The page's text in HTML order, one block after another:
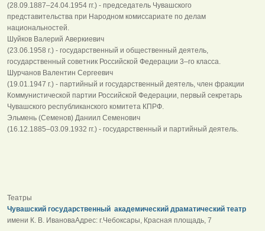
(28.09.1887–24.04.1954 гг.) - председатель Чувашского
представительства при Народном комиссариате по делам
национальностей.
Шуйков Валерий Аверкиевич
(23.06.1958 г.) - государственный и общественный деятель,
государственный советник Российской Федерации 3–го класса.
Шурчанов Валентин Сергеевич
(19.01.1947 г.) - партийный и государственный деятель, член фракции
Коммунистической партии Российской Федерации, первый секретарь
Чувашского республиканского комитета КПРФ.
Эльмень (Семенов) Даниил Семенович
(16.12.1885–03.09.1932 гг.) - государственный и партийный деятель.
Театры
Чувашский государственный академический драматический театр
имени К. В. ИвановаАдрес: г.Чебоксары, Красная площадь, 7